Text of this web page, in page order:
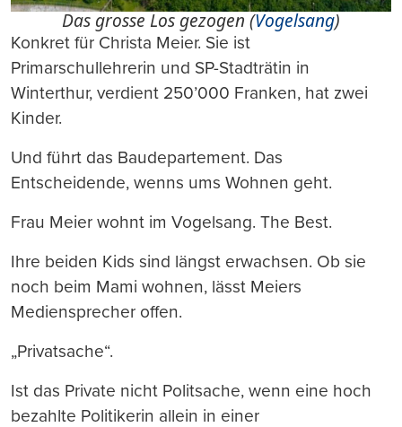
Das grosse Los gezogen (Vogelsang)
Konkret für Christa Meier. Sie ist
Primarschullehrerin und SP-Stadträtin in
Winterthur, verdient 250’000 Franken, hat zwei
Kinder.
Und führt das Baudepartement. Das
Entscheidende, wenns ums Wohnen geht.
Frau Meier wohnt im Vogelsang. The Best.
Ihre beiden Kids sind längst erwachsen. Ob sie
noch beim Mami wohnen, lässt Meiers
Mediensprecher offen.
„Privatsache“.
Ist das Private nicht Politsache, wenn eine hoch
bezahlte Politikerin allein in einer